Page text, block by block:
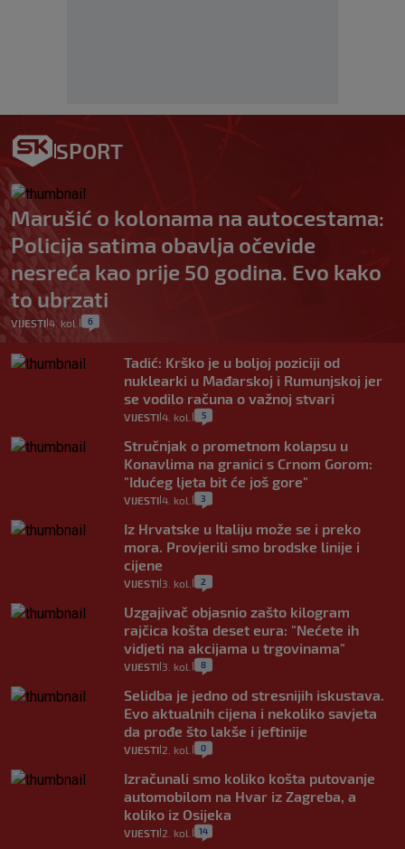
SPORT
Marušić o kolonama na autocestama:
Policija satima obavlja očevide
nesreća kao prije 50 godina. Evo kako
to ubrzati
VIJESTI 4. kol. 6
Tadić: Krško je u boljoj poziciji od
nuklearki u Mađarskoj i Rumunjskoj jer
se vodilo računa o važnoj stvari
VIJESTI 4. kol. 5
Stručnjak o prometnom kolapsu u
Konavlima na granici s Crnom Gorom:
"Idućeg ljeta bit će još gore"
VIJESTI 4. kol. 3
Iz Hrvatske u Italiju može se i preko
mora. Provjerili smo brodske linije i
cijene
VIJESTI 3. kol. 2
Uzgajivač objasnio zašto kilogram
rajčica košta deset eura: "Nećete ih
vidjeti na akcijama u trgovinama"
VIJESTI 3. kol. 8
Selidba je jedno od stresnijih iskustava.
Evo aktualnih cijena i nekoliko savjeta
da prođe što lakše i jeftinije
VIJESTI 2. kol. 0
Izračunali smo koliko košta putovanje
automobilom na Hvar iz Zagreba, a
koliko iz Osijeka
VIJESTI 2. kol. 14